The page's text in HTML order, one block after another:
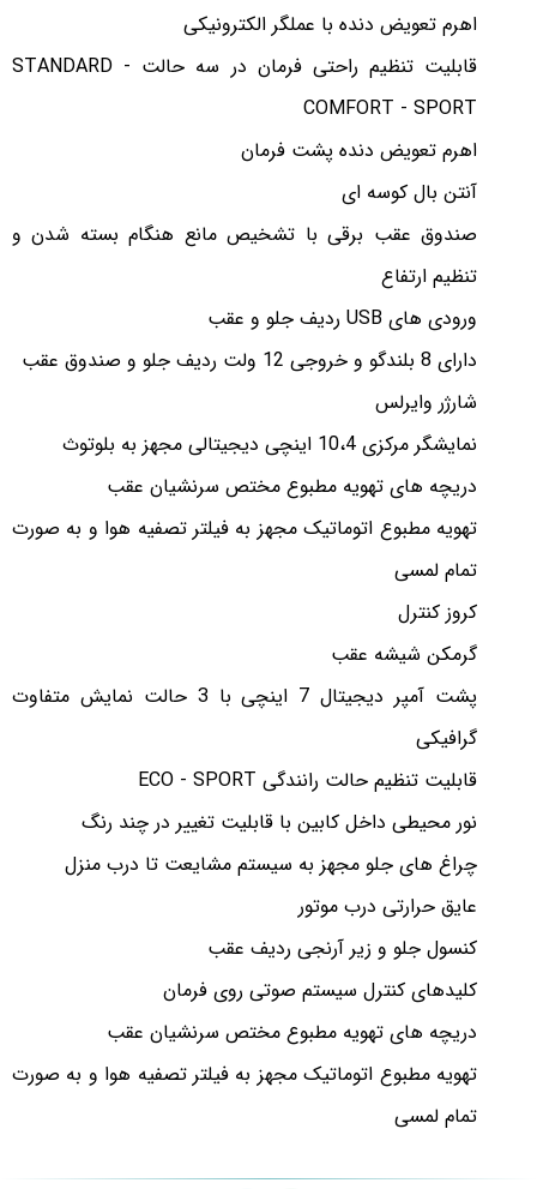
اهرم تعویض دنده با عملگر الکترونیکی
قابلیت تنظیم راحتی فرمان در سه حالت STANDARD -
COMFORT - SPORT
اهرم تعویض دنده پشت فرمان
آنتن بال کوسه ای
صندوق عقب برقی با تشخیص مانع هنگام بسته شدن و
تنظیم ارتفاع
ورودی های USB ردیف جلو و عقب
دارای 8 بلندگو و خروجی 12 ولت ردیف جلو و صندوق عقب
شارژر وایرلس
نمایشگر مرکزی 10،4 اینچی دیجیتالی مجهز به بلوتوث
دریچه های تهویه مطبوع مختص سرنشیان عقب
تهویه مطبوع اتوماتیک مجهز به فیلتر تصفیه هوا و به صورت
تمام لمسی
کروز کنترل
گرمکن شیشه عقب
پشت آمپر دیجیتال 7 اینچی با 3 حالت نمایش متفاوت
گرافیکی
قابلیت تنظیم حالت رانندگی ECO - SPORT
نور محیطی داخل کابین با قابلیت تغییر در چند رنگ
چراغ های جلو مجهز به سیستم مشایعت تا درب منزل
عایق حرارتی درب موتور
کنسول جلو و زیر آرنجی ردیف عقب
کلیدهای کنترل سیستم صوتی روی فرمان
دریچه های تهویه مطبوع مختص سرنشیان عقب
تهویه مطبوع اتوماتیک مجهز به فیلتر تصفیه هوا و به صورت
تمام لمسی